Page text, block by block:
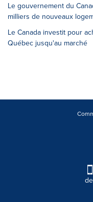
Le gouvernement du
milliers de nouveaux
Le Canada investit pour
Québec jusqu'au marché